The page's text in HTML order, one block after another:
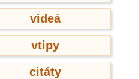
videá
vtipy
citáty